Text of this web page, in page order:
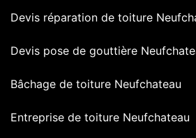
Devis réparation de toiture
Devis pose de gouttière
Bâchage de toiture Neufchateau
Entreprise de toiture Neufchateau